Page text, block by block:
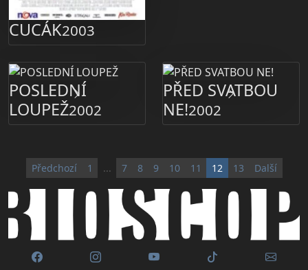
CUCÁK2003
POSLEDNÍ
LOUPEŽ2002
PŘED SVATBOU
NE!2002
Předchozí 1 ... 7 8 9 10 11 12 13 Další